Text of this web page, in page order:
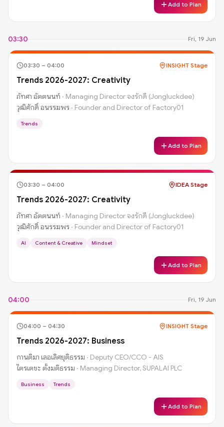
Add to Plan
03:30 Fri, 19 Jun
03:30 – 04:00 INSIGHT Stage
Trends 2026-2027: Creativity
ภัทศา อัตตนนท์ · Managing Director จงรักดี (Jongluckdee)
วุฒิศักดิ์ อนรรฆพร · Founder and Director of Factory01
Trends
Add to Plan
03:30 – 04:00 IDEA Stage
Trends 2026-2027: Creativity
ภัทศา อัตตนนท์ · Managing Director จงรักดี (Jongluckdee)
วุฒิศักดิ์ อนรรฆพร · Founder and Director of Factory01
AI Content & Creative Mindset
Add to Plan
04:00 Fri, 19 Jun
04:00 – 04:30 INSIGHT Stage
Trends 2026-2027: Business
กานติมา เลอเลิศยุติธรรม · Deputy CEO/CCO - AIS
ไตรเตชะ ตั้งมติธรรม · Managing Director, SUPALAI PLC
Business Trends
Add to Plan